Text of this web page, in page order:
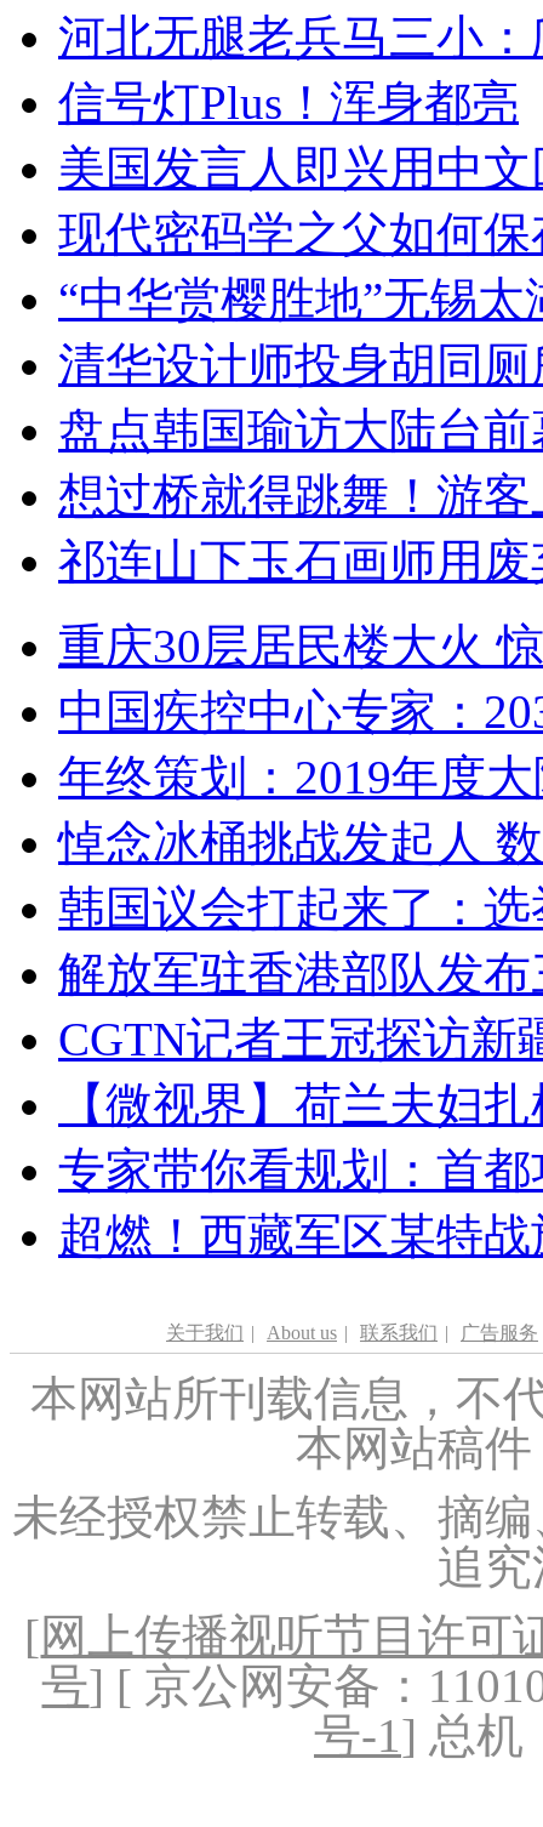
河北无腿老兵马三小
信号灯Plus！浑身都亮
美国发言人即兴用中
现代密码学之父如何
“中华赏樱胜地”无锡
清华设计师投身胡同
盘点韩国瑜访大陆台
想过桥就得跳舞！游客
祁连山下玉石画师用
重庆30层居民楼大火
中国疾控中心专家：
年终策划：2019年度
悼念冰桶挑战发起人
韩国议会打起来了：
解放军驻香港部队发
CGTN记者王冠探访新
【微视界】荷兰夫妇
专家带你看规划：首
超燃！西藏军区某特
关于我们 | About us | 联系我们 | 广告服务
本网站所刊载信息，不
本网站稿
未经授权禁止转载、摘
追
[网上传播视听节目许可
号] [ 京公网安备：
号-1] 总机